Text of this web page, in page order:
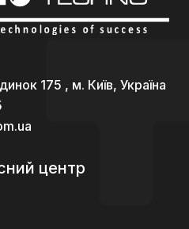
175 , м. Київ, Україна
центр